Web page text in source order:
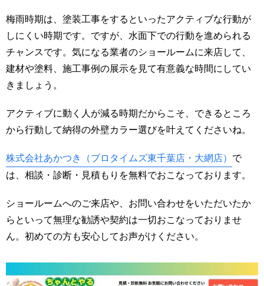
梅雨時期は、塗装工事をするといったアクティブな行動が
しにくい時期です。ですが、水面下での行動を進められる
チャンスです。気になる業者のショールームに来店して、
建材や塗料、施工事例の展示を見て有意義な時間にしてい
きましょう。
アクティブに動く人が減る時期だからこそ、できるところ
から行動して納得の外壁カラー選びを叶えてくださいね。
株式会社あかつき（プロタイムズ東千葉店・大網店） で
は、相談・診断・見積もりを無料でおこなっております。
ショールームへのご来店や、お問い合わせをいただいたか
らといって無理な勧誘や契約は一切おこなっておりませ
ん。初めての方も安心してお声がけください。